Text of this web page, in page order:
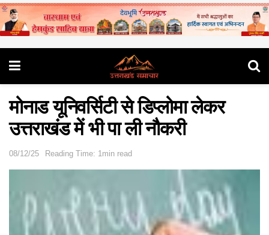
मोनाड यूनिवर्सिटी से डिप्लोमा लेकर
उत्तराखंड में भी पा ली नौकरी
08/12/25 Reading Time: 1min read